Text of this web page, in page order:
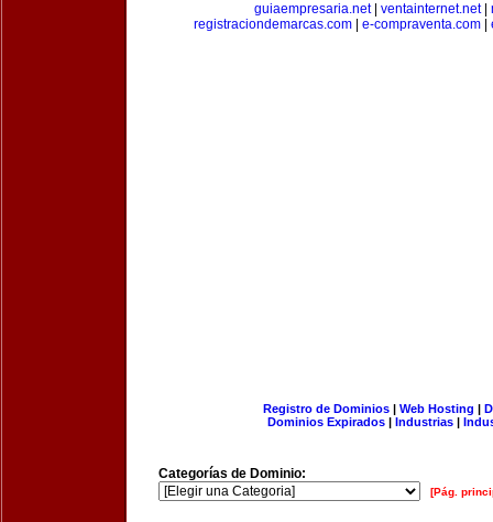
guiaempresaria.net| ventainternet.net|
registraciondemarcas.com| e-compraventa.com|
Registro de Dominios| Web Hosting |
Dominios Expirados | Industrias |
Categorías de Dominio:
[Pág.